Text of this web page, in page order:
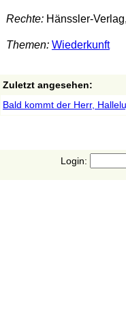
Rechte:Hänssler-
Themen: Wiederkunft
Zuletzt angesehen:
Bald kommt der Herr,
Login: